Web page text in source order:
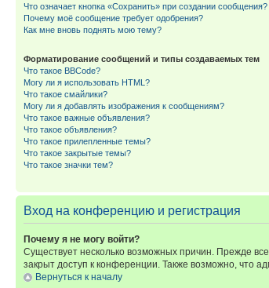
Что означает кнопка «Сохранить» при создании сообщения?
Почему моё сообщение требует одобрения?
Как мне вновь поднять мою тему?
Форматирование сообщений и типы создаваемых тем
Что такое BBCode?
Могу ли я использовать HTML?
Что такое смайлики?
Могу ли я добавлять изображения к сообщениям?
Что такое важные объявления?
Что такое объявления?
Что такое прилепленные темы?
Что такое закрытые темы?
Что такое значки тем?
Вход на конференцию и регистрация
Почему я не могу войти?
Существует несколько возможных причин. Прежде
закрыт доступ к конференции. Также возможно, что
Вернуться к началу